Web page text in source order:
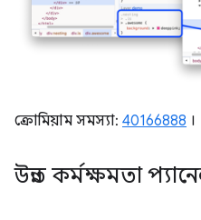
ক্রোমিয়াম সমস্যা: 40166888 ।
উন্নত কর্মক্ষমতা